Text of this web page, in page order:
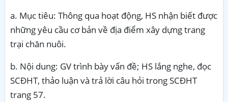
a. Mục tiêu: Thông qua hoạt động, HS nhận biết được
những yêu cầu cơ bản về địa điểm xây dựng trang
trại chăn nuôi.
b. Nội dung: GV trình bày vấn đề; HS lắng nghe, đọc
SCĐHT, thảo luận và trả lời câu hỏi trongSCĐHT
trang 57.